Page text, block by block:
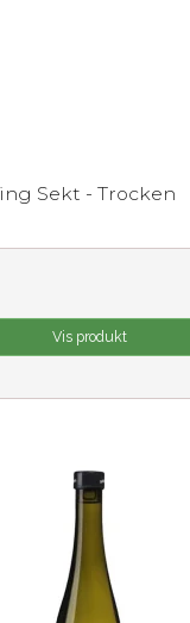
Sekt - Trocken
Vis produkt